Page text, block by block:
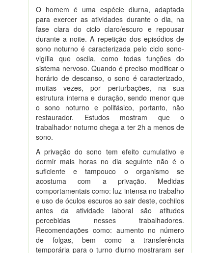
O homem é uma espécie diurna, adaptada
para exercer as atividades durante o dia, na
fase clara do ciclo claro/escuro e repousar
durante a noite. A repetição dos episódios de
sono noturno é caracterizada pelo ciclo sono-
vigília que oscila, como todas funções do
sistema nervoso. Quando é preciso modificar o
horário de descanso, o sono é caracterizado,
muitas vezes, por perturbações, na sua
estrutura interna e duração, sendo menor que
o sono noturno e polifásico, portanto, não
restaurador. Estudos mostram que o
trabalhador noturno chega a ter 2h a menos de
sono.
A privação do sono tem efeito cumulativo e
dormir mais horas no dia seguinte não é o
suficiente e tampouco o organismo se
acostuma com a privação. Medidas
comportamentais como: luz intensa no trabalho
e uso de óculos escuros ao sair deste, cochilos
antes da atividade laboral são atitudes
percebidas nesses trabalhadores.
Recomendações como: aumento no número
de folgas, bem como a transferência
temporária para o turno diurno mostraram ser